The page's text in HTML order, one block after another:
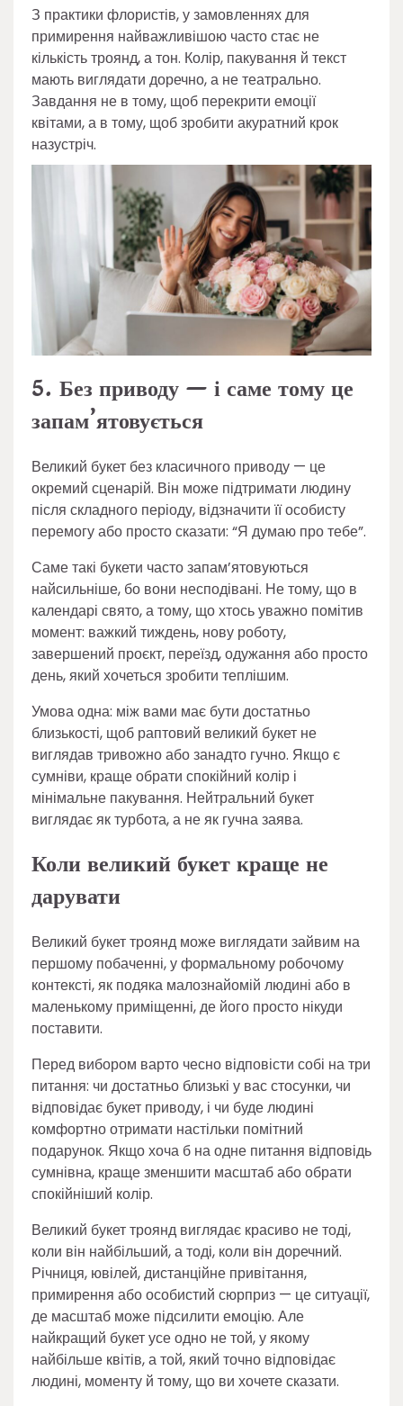
З практики флористів, у замовленнях для
примирення найважливішою часто стає не
кількість троянд, а тон. Колір, пакування й текст
мають виглядати доречно, а не театрально.
Завдання не в тому, щоб перекрити емоції
квітами, а в тому, щоб зробити акуратний крок
назустріч.
5. Без приводу — і саме тому це
запам’ятовується
Великий букет без класичного приводу — це
окремий сценарій. Він може підтримати людину
після складного періоду, відзначити її особисту
перемогу або просто сказати: “Я думаю про тебе”.
Саме такі букети часто запам’ятовуються
найсильніше, бо вони несподівані. Не тому, що в
календарі свято, а тому, що хтось уважно помітив
момент: важкий тиждень, нову роботу,
завершений проєкт, переїзд, одужання або просто
день, який хочеться зробити теплішим.
Умова одна: між вами має бути достатньо
близькості, щоб раптовий великий букет не
виглядав тривожно або занадто гучно. Якщо є
сумніви, краще обрати спокійний колір і
мінімальне пакування. Нейтральний букет
виглядає як турбота, а не як гучна заява.
Коли великий букет краще не
дарувати
Великий букет троянд може виглядати зайвим на
першому побаченні, у формальному робочому
контексті, як подяка малознайомій людині або в
маленькому приміщенні, де його просто нікуди
поставити.
Перед вибором варто чесно відповісти собі на три
питання: чи достатньо близькі у вас стосунки, чи
відповідає букет приводу, і чи буде людині
комфортно отримати настільки помітний
подарунок. Якщо хоча б на одне питання відповідь
сумнівна, краще зменшити масштаб або обрати
спокійніший колір.
Великий букет троянд виглядає красиво не тоді,
коли він найбільший, а тоді, коли він доречний.
Річниця, ювілей, дистанційне привітання,
примирення або особистий сюрприз — це ситуації,
де масштаб може підсилити емоцію. Але
найкращий букет усе одно не той, у якому
найбільше квітів, а той, який точно відповідає
людині, моменту й тому, що ви хочете сказати.